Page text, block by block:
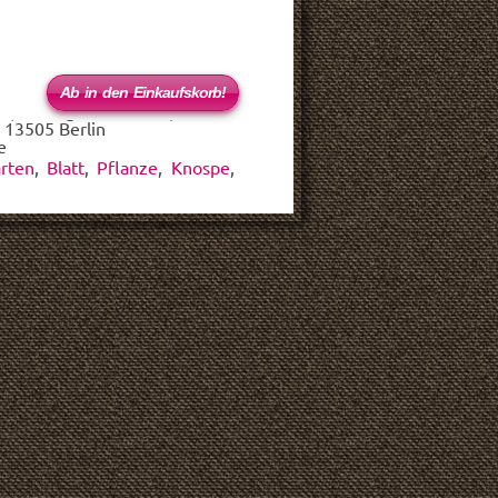
(haftungsbeschränkt)
13505 Berlin
Blatt Pflanze Knospe